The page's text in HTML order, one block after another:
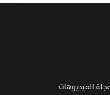
الفيديوهات